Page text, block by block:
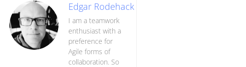
Edgar Rodehack
I am a teamwork
enthusiast with a
preference for
Agile forms of
collaboration. So